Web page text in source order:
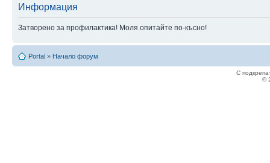
Информация
Затворено за профилактика! Моля опитайте по-късно!
Portal » Начало форум
С
©